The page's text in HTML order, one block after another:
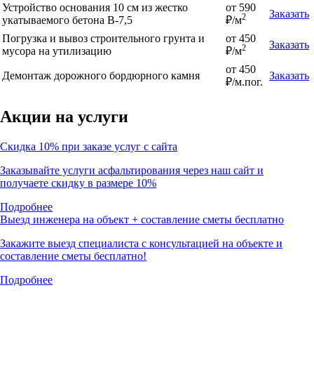
Устройство основания 10 см из жестко
укатываемого бетона В-7,5
от 590
₽/м2 Заказать
Погрузка и вывоз строительного грунта и
мусора на утилизацию
от 450
₽/м2 Заказать
Демонтаж дорожного бордюрного камня
от 450
₽/м.пог.
Заказать
Акции на услуги
Скидка 10% при заказе услуг с сайта
Заказывайте услуги асфальтирования через наш сайт и
получаете скидку в размере 10%
Подробнее
Выезд инженера на объект + составление сметы бесплатно
Закажите выезд специалиста с консультацией на объекте и
составление сметы бесплатно!
Подробнее